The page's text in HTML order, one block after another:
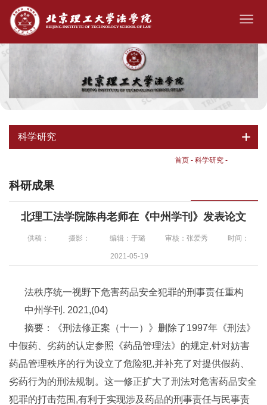
科学研究
首页 - 科学研究 -
科研成果
北理工法学院陈冉老师在《中州学刊》发表论文
供稿： 摄影： 编辑：于璐 审核：张爱秀 时间：
2021-05-19
法秩序统一视野下危害药品安全犯罪的刑事责任重构
中州学刊. 2021,(04)
摘要：《刑法修正案（十一）》删除了1997年《刑法》
中假药、劣药的认定参照《药品管理法》的规定,针对妨害
药品管理秩序的行为设立了危险犯,并补充了对提供假药、
劣药行为的刑法规制。这一修正扩大了刑法对危害药品安全
犯罪的打击范围,有利于实现涉及药品的刑事责任与民事责